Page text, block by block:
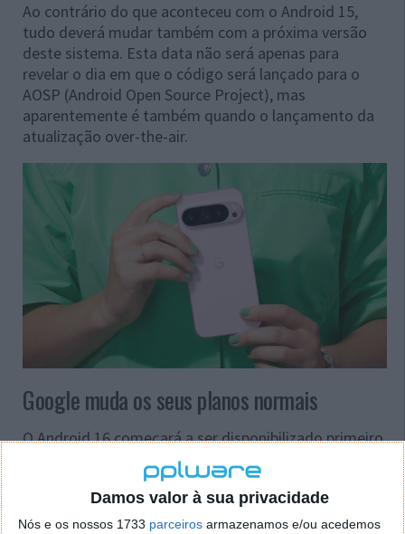
Damos valor à sua privacidade
Nós e os nossos 1733 parceiros armazenamos e/ou acedemos
Ao contrário do que aconteceu com o Android 15,
tudo deverá mudar também com a próxima versão
deste sistema. Esta data não será apenas para
revelar o dia em que o código será lançado para o
AOSP (Android Open Source Project), mas
aparentemente é também quando o lançamento da
atualização over-the-air.
Google muda os seus planos normais
O Android 16 começará a ser disponibilizado primeiro
para os Pixel da Google, ao contrário do que
aconteceu este ano. Nessa altura passou mais de um
mês entre o lançamento da versão AOSP e o início
das atualizações OTA reais para os smartphones.